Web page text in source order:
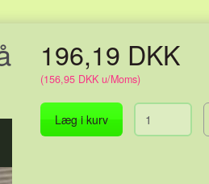
196,19 DKK
(156,95 DKK u/Moms)
Læg i kurv